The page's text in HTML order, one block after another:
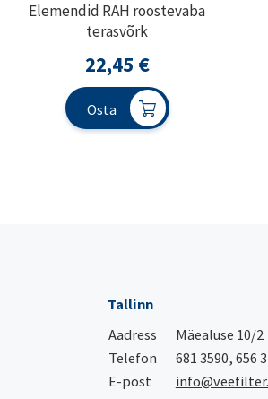
Elemendid RAH roostevaba
terasvõrk
22,45 €
Osta
Tallinn
Aadress
Mäealuse 10/2
Telefon
681 3590, 656
E-post